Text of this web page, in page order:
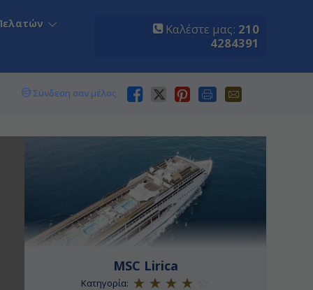
Καλέστε μας: 210
4284391
Σύνδεση σαν μέλος
MSC Lirica
Κατηγορία: